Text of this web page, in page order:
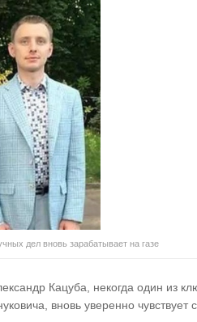
дел вновь зарабатывает на газе
Кацуба, некогда один из
вновь уверенно чувствует